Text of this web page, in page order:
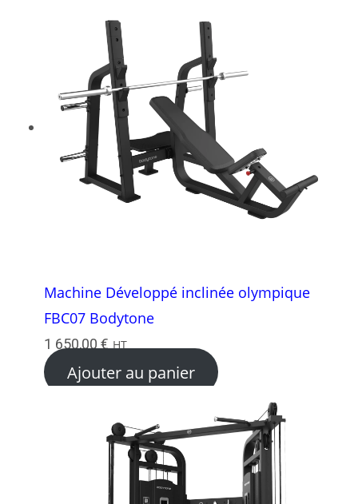
Machine Développé inclinée olympique
FBC07 Bodytone
1 650,00 € HT
Ajouter au panier